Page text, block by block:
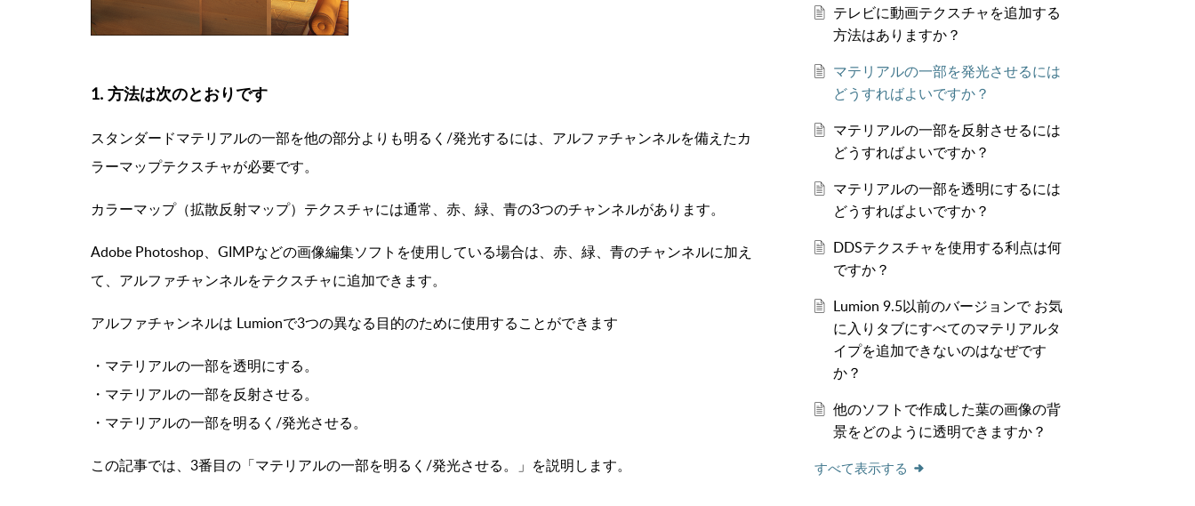
1. 方法は次のとおりです
スタンダードマテリアルの一部を他の部分よりも明るく/発光するには、アルファチャンネルを備えたカ
ラーマップテクスチャが必要です。
カラーマップ（拡散反射マップ）テクスチャには通常、赤、緑、青の3つのチャンネルがあります。
Adobe Photoshop、GIMPなどの画像編集ソフトを使用している場合は、赤、緑、青のチャンネルに加え
て、アルファチャンネルをテクスチャに追加できます。
アルファチャンネルは Lumionで3つの異なる目的のために使用することができます
・マテリアルの一部を透明にする。
・マテリアルの一部を反射させる。
・マテリアルの一部を明るく/発光させる。
この記事では、3番目の「マテリアルの一部を明るく/発光させる。」を説明します。
テレビに動画テクスチャを追加する
方法はありますか？
マテリアルの一部を発光させるには
どうすればよいですか？
マテリアルの一部を反射させるには
どうすればよいですか？
マテリアルの一部を透明にするには
どうすればよいですか？
DDSテクスチャを使用する利点は何
ですか？
Lumion 9.5以前のバージョンで お気
に入りタブにすべてのマテリアルタ
イプを追加できないのはなぜです
か？
他のソフトで作成した葉の画像の背
景をどのように透明できますか？
すべて表示する